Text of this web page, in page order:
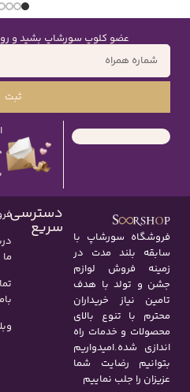
عضو کلوپ سورشاپ بشید و
ثبت
فروشگاه سورشاپ با
سابقه بلند مدت در
زمینه فروش لوازم
جشن و تولد با هدف
تامین نیاز خریداران
محترم با تنوع بالای
محصولات و خدمات راه
اندازی شده.امیدواریم
بتوانیم رضایت شما
عزیزان را جلب نماییم
دسترسی
سریع
ما